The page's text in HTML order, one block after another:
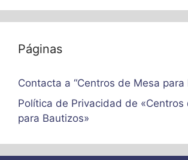
Páginas
Contacta a “Centros de Mesa para
Política de Privacidad de «Centros
para Bautizos»